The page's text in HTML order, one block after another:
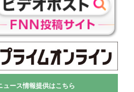
ュース情報提供はこちら